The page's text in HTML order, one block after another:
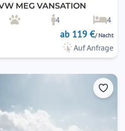
MEG VANSATION
4
4
ab 119 €/ Nacht
Auf Anfrage